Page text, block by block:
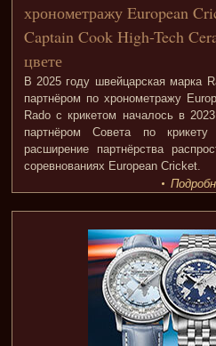
хронометражу European
Captain Cook High-Tech
цвете
В 2025 году швейцарская марка
партнёром по хронометражу
Rado с крикетом началось в
партнёром Совета по
расширение партнёрства
соревнованиях European Cricket.